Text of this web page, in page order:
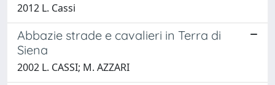
2012 L. Cassi
Abbazie strade e cavalieri in Terra di
Siena
2002 L. CASSI; M. AZZARI